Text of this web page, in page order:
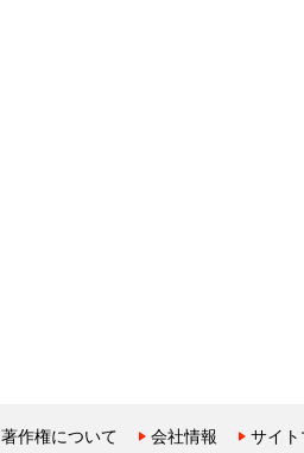
著作権について 会社情報 サイ